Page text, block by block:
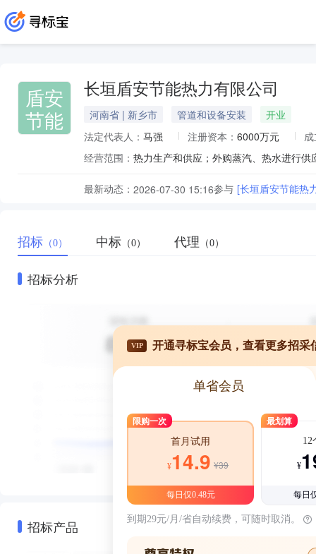
盾安
节能
长垣盾安节能热力有限公司
河南省 | 新乡市 管道和设备安装
开业
法定代表人： 马强 注册资本： 6000万元
经营范围：
最新动态： 2026-07-30 15:16参与 [长垣盾安节能热
招标 （0） 中标 （0） 代理 （0）
招标分析
招标产品
VIP 开通寻标宝会员，查看更多招采
单省会员
限购一次
首月试用
¥14.9 ¥39
每日仅0.48元
最划算
12
¥
每日
到期29元/月/省自动续费，可随时取消。